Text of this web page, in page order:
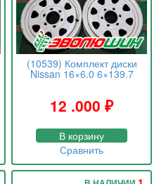
(10539) Комплект диски
Nissan 16×6.0 6×139.7
12 .000₽
В корзину
Сравнить